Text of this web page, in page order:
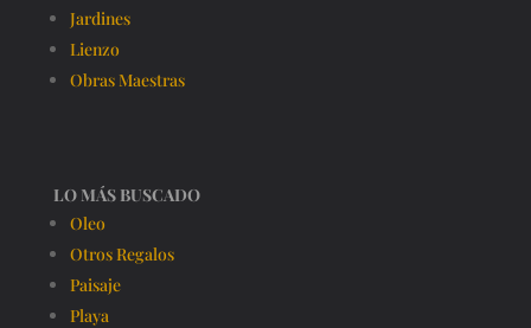
Jardines
Lienzo
Obras Maestras
LO MÁS BUSCADO
Oleo
Otros Regalos
Paisaje
Playa